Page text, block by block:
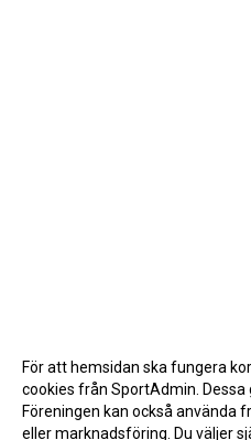
För att hemsidan ska fungera
cookies från SportAdmin. Dessa
Föreningen kan också använda
eller marknadsföring. Du väljer